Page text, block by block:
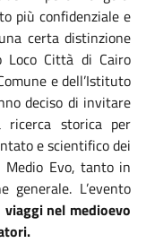
più confidenziale e
certa distinzione
Città di Cairo
e dell’Istituto
deciso di invitare
ricerca storica per
e scientifico dei
Evo, tanto in
L’evento
viaggi nel medioevo